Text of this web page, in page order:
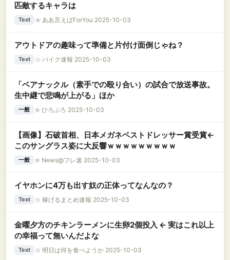
匹敵するキャラは
Text ★ ああ言えばForYou 2025-10-03
アウトドアの趣味って準備と片付け面倒じゃね？
Text ☆ バイク速報 2025-10-03
「ベアナックル（素手での殴り合い）の試合で放送事故。
生中継で悲鳴が上がる」ほか
一般 ★ ひろぶろ 2025-10-03
【画像】石破首相、日本メガネベストドレッサー賞受賞←
このサングラス姿に大反響ｗｗｗｗｗｗｗｗｗ
一般 ★ News@フレ速 2025-10-03
イヤホンに4万も出す奴の正体ってなんなの？
Text ☆ 稼げるまとめ速報 2025-10-03
金曜夕方のチキンラーメンに生卵2個投入 ← 実はこれ以上
の幸福って無いんだよな
Text ☆ 明日は何を食べようか 2025-10-03